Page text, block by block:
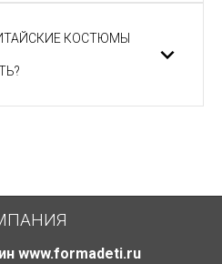
КОСТЮМЫ
www.formadeti.ru